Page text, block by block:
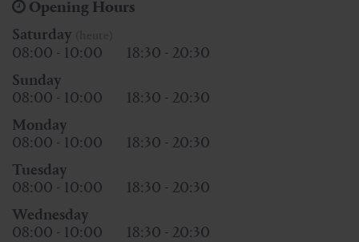
Opening Hours
Saturday
08:00 - 10:00
18:30 - 20:30
Sunday
08:00 - 10:00
18:30 - 20:30
Monday
08:00 - 10:00
18:30 - 20:30
Tuesday
08:00 - 10:00
18:30 - 20:30
Wednesday
08:00 - 10:00
18:30 - 20:30